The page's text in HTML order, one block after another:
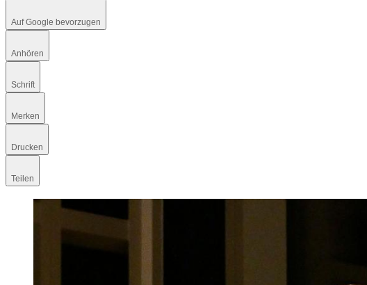
Auf Google bevorzugen
Anhören
Schrift
Merken
Drucken
Teilen